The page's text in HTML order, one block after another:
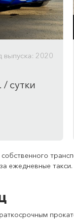
выпуска: 2020
/ сутки
ежедневные